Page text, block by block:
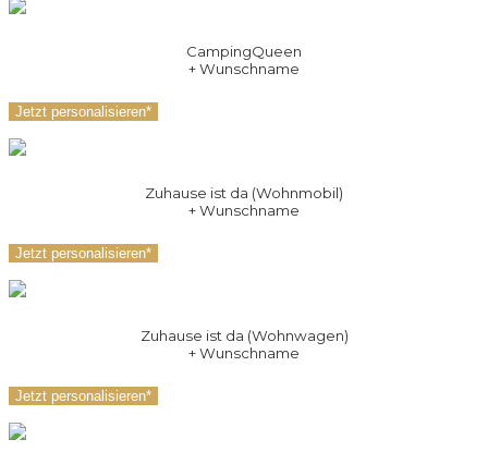
CampingQueen
+ Wunschname
Jetzt personalisieren*
Zuhause ist da (Wohnmobil)
+ Wunschname
Jetzt personalisieren*
Zuhause ist da (Wohnwagen)
+ Wunschname
Jetzt personalisieren*